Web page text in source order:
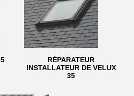
RÉPARATEUR
INSTALLATEUR DE VELUX
35